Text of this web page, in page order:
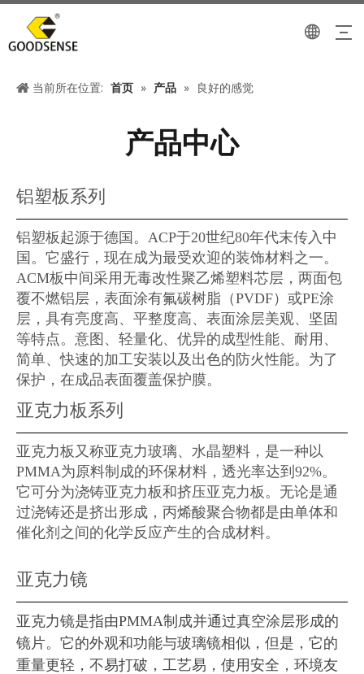
当前所在位置: 首页 » 产品 » 良好的感觉
产品中心
铝塑板系列
铝塑板起源于德国。ACP于20世纪80年代末传入中
国。它盛行，现在成为最受欢迎的装饰材料之一。
ACM板中间采用无毒改性聚乙烯塑料芯层，两面包
覆不燃铝层，表面涂有氟碳树脂（PVDF）或PE涂
层，具有亮度高、平整度高、表面涂层美观、坚固
等特点。意图、轻量化、优异的成型性能、耐用、
简单、快速的加工安装以及出色的防火性能。为了
保护，在成品表面覆盖保护膜。
亚克力板系列
亚克力板又称亚克力玻璃、水晶塑料，是一种以
PMMA为原料制成的环保材料，透光率达到92%。
它可分为浇铸亚克力板和挤压亚克力板。无论是通
过浇铸还是挤出形成，丙烯酸聚合物都是由单体和
催化剂之间的化学反应产生的合成材料。
亚克力镜
亚克力镜是指由PMMA制成并通过真空涂层形成的
镜片。它的外观和功能与玻璃镜相似，但是，它的
重量更轻，不易打破，工艺易，使用安全，环境友